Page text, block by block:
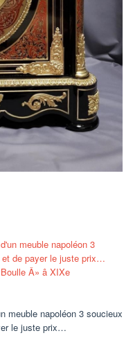
meuble napoléon 3 soucieux
le juste prix…